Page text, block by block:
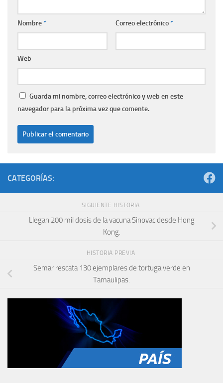
Nombre* Correo electrónico*
Web
Guarda mi nombre, correo electrónico y web en este
navegador para la próxima vez que comente.
CATEGORÍAS:
SIGUIENTE HISTORIA
Llegan 200 mil dosis de la vacuna Sinovac desde Hong
Kong.
HISTORIA PREVIA
Semar rescata 130 ejemplares de tortuga verde en
Tamaulipas.